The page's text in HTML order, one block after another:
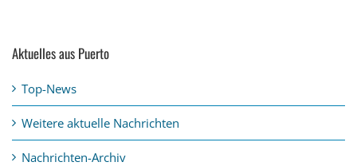
Aktuelles aus Puerto
Top-News
Weitere aktuelle Nachrichten
Nachrichten-Archiv